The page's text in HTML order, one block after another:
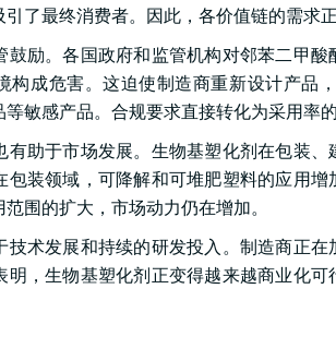
了最终消费者。因此，各价值链的需求正
鼓励。各国政府和监管机构对邻苯二甲
构成危害。这迫使制造商重新设计产品
敏感产品。合规要求直接转化为采用率的
有助于市场发展。生物基塑化剂在包装
包装领域，可降解和可堆肥塑料的应用
围的扩大，市场动力仍在增加。
技术发展和持续的研发投入。制造商正
明，生物基塑化剂正变得越来越商业化